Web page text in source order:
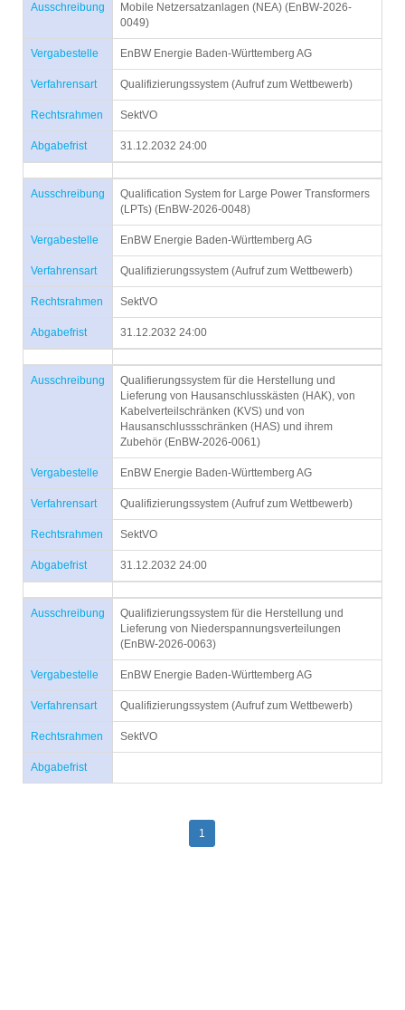
Ausschreibung
Mobile Netzersatzanlagen (NEA) (EnBW-2026-
0049)
Vergabestelle EnBW Energie Baden-Württemberg AG
Verfahrensart Qualifizierungssystem (Aufruf zum Wettbewerb)
Rechtsrahmen SektVO
Abgabefrist 31.12.2032 24:00
Ausschreibung
Qualification System for Large Power Transformers
(LPTs) (EnBW-2026-0048)
Vergabestelle EnBW Energie Baden-Württemberg AG
Verfahrensart Qualifizierungssystem (Aufruf zum Wettbewerb)
Rechtsrahmen SektVO
Abgabefrist 31.12.2032 24:00
Ausschreibung
Qualifierungssystem für die Herstellung und
Lieferung von Hausanschlusskästen (HAK), von
Kabelverteilschränken (KVS) und von
Hausanschlussschränken (HAS) und ihrem
Zubehör (EnBW-2026-0061)
Vergabestelle EnBW Energie Baden-Württemberg AG
Verfahrensart Qualifizierungssystem (Aufruf zum Wettbewerb)
Rechtsrahmen SektVO
Abgabefrist 31.12.2032 24:00
Ausschreibung
Qualifizierungssystem für die Herstellung und
Lieferung von Niederspannungsverteilungen
(EnBW-2026-0063)
Vergabestelle EnBW Energie Baden-Württemberg AG
Verfahrensart Qualifizierungssystem (Aufruf zum Wettbewerb)
Rechtsrahmen SektVO
Abgabefrist
1